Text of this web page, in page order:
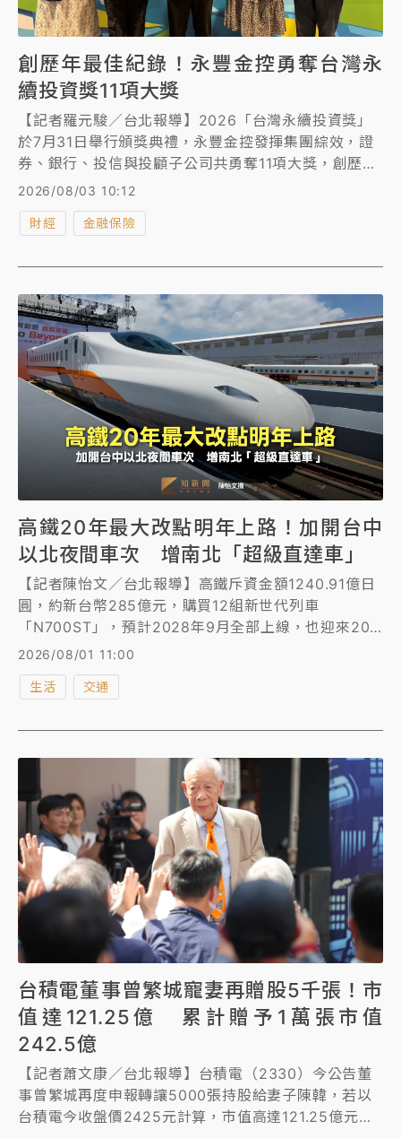
創歷年最佳紀錄！永豐金控勇奪台灣永
續投資獎11項大獎
【記者羅元駿／台北報導】2026「台灣永續投資獎」
於7月31日舉行頒獎典禮，永豐金控發揮集團綜效，證
券、銀行、投信與投顧子公司共勇奪11項大獎，創歷年
最佳記錄，深獲評審肯定。永豐金證券與永豐投信拿下
「機構影響力」2項楷模獎；「個案影響力」獎項方
面，永豐金證券橫跨5大類別共拿下3銀2銅、永豐銀行
ESG創新銀級展現永續創新實力。
2026/08/03 10:12
財經 金融保險
高鐵20年最大改點明年上路！加開台中
以北夜間車次 增南北「超級直達車」
【記者陳怡文／台北報導】高鐵斥資金額1240.91億日
圓，約新台幣285億元，購買12組新世代列車
「N700ST」，預計2028年9月全部上線，也迎來20
年來最大規模改點，「新世代班表」採「一次改點、五
新班表、明年初實施；新車班表有兩大重點，一、解決
峰每小時增開2班南港-台中列車，約每10分鐘一班「隨
到隨搭」，二、提升高鐵「長程運輸」，南北「超級直
達車」，及雲林、嘉義直達台中與台北的全新直達車模
式。
2026/08/01 11:00
生活 交通
台積電董事曾繁城寵妻再贈股5千張！市
值達121.25億 累計贈予1萬張市值
242.5億
【記者蕭文康／台北報導】台積電（2330）今公告董
事曾繁城再度申報轉讓5000張持股給妻子陳韓，若以
台積電今收盤價2425元計算，市值高達121.25億元，